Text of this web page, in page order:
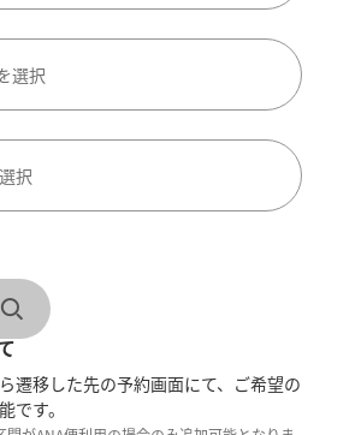
選択
択
遷移した先の予約画面にて、ご希望の
です。